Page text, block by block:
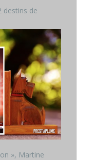
destins de
», Martine